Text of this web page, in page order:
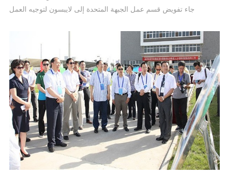
جاء تفويض قسم عمل الجبهة المتحدة إلى لايبسون لتوجيه العمل